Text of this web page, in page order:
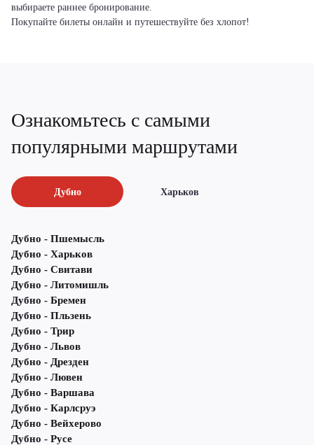
выбираете раннее бронирование.
Покупайте билеты онлайн и путешествуйте без хлопот!
Ознакомьтесь с самыми
популярными маршрутами
Дубно Харьков
Дубно - Пшемысль
Дубно - Харьков
Дубно - Свитави
Дубно - Литомишль
Дубно - Бремен
Дубно - Пльзень
Дубно - Трир
Дубно - Львов
Дубно - Дрезден
Дубно - Лювен
Дубно - Варшава
Дубно - Карлсруэ
Дубно - Вейхерово
Дубно - Русе